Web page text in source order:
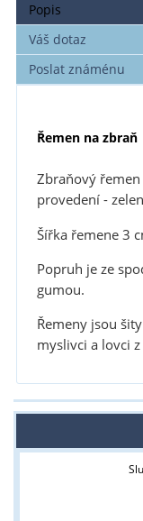
Popis
Váš dotaz
Poslat známénu
Řemen na zbraň
Zbraňový
provedení -
Šířka řemene 3
Popruh je ze
gumou.
Řemeny jsou
myslivci a lovci